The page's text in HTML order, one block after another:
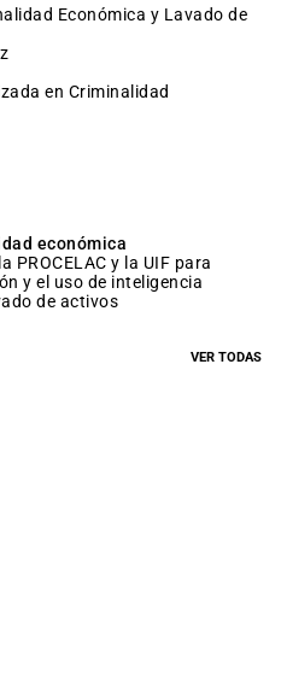
económica
PROCELAC y la UIF para
y el uso de inteligencia
de activos
VER TODAS